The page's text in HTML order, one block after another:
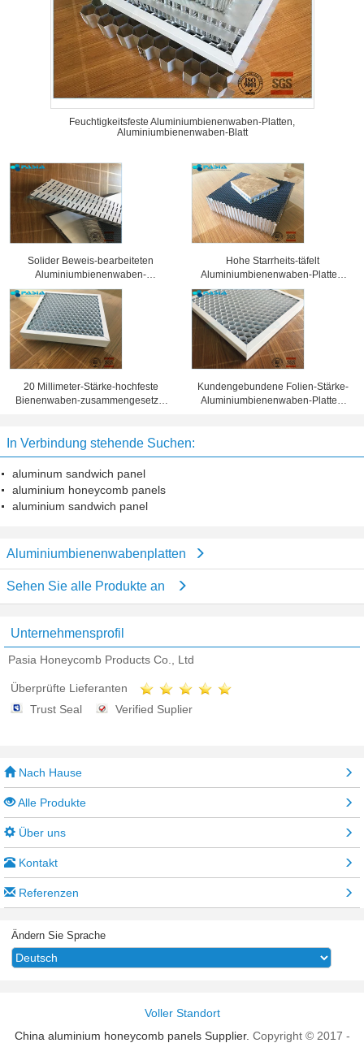
Feuchtigkeitsfeste Aluminiumbienenwaben-Platten,
Aluminiumbienenwaben-Blatt
Solider Beweis-bearbeiteten
Aluminiumbienenwaben-
Sandwich-Platten
Oberflächenbehandlung
Hohe Starrheits-täfelt
Aluminiumbienenwaben-Platten,
Wabenkern 25 Millimeter Stärke-
20 Millimeter-Stärke-hochfeste
Bienenwaben-zusammengesetzte
Kundengebundene Folien-Stärke-
Aluminiumbienenwaben-Platten,
In Verbindung stehende Suchen:
aluminum sandwich panel
aluminium honeycomb panels
aluminium sandwich panel
Aluminiumbienenwabenplatten
Sehen Sie alle Produkte an
Unternehmensprofil
Pasia Honeycomb Products Co., Ltd
Überprüfte Lieferanten
Trust Seal
Verified Suplier
Nach Hause
Alle Produkte
Über uns
Kontakt
Referenzen
Ändern Sie Sprache
Voller Standort
China aluminium honeycomb panels Supplier. Copyright © 2017 -